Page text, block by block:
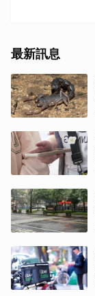
最新訊息